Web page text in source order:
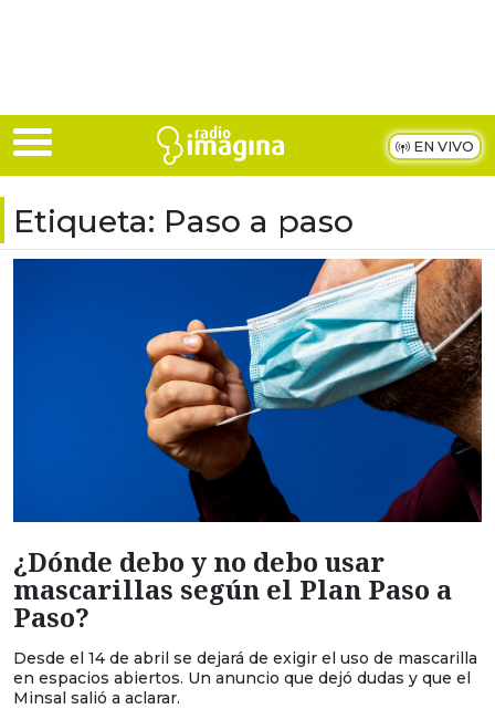
EN VIVO
Etiqueta: Paso a paso
¿Dónde debo y no debo usar
mascarillas según el Plan Paso a
Paso?
Desde el 14 de abril se dejará de exigir el uso de mascarilla
en espacios abiertos. Un anuncio que dejó dudas y que el
Minsal salió a aclarar.